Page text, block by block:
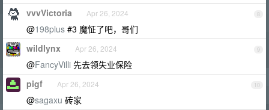
8
vvvVictoria Apr 26, 2024
@198plus #3 魔怔了吧，哥们
9
wildlynx Apr 26, 2024
@FancyVilli 先去领失业保险
10
pigf Apr 26, 2024
@sagaxu 砖家